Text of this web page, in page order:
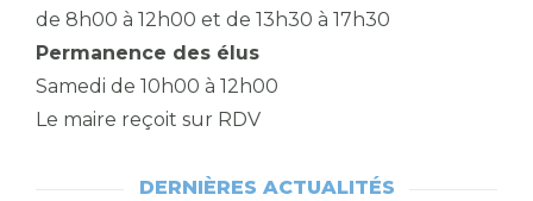
de 8h00 à 12h00 et de 13h30 à 17h30
Permanence des élus
Samedi de 10h00 à 12h00
Le maire reçoit sur RDV
DERNIÈRES ACTUALITÉS